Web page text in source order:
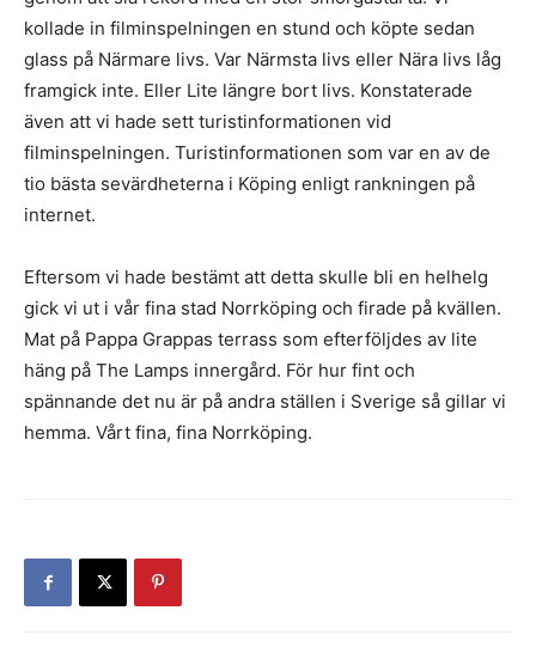
kollade in filminspelningen en stund och köpte sedan
glass på Närmare livs. Var Närmsta livs eller Nära livs låg
framgick inte. Eller Lite längre bort livs. Konstaterade
även att vi hade sett turistinformationen vid
filminspelningen. Turistinformationen som var en av de
tio bästa sevärdheterna i Köping enligt rankningen på
internet.
Eftersom vi hade bestämt att detta skulle bli en helhelg
gick vi ut i vår fina stad Norrköping och firade på kvällen.
Mat på Pappa Grappas terrass som efterföljdes av lite
häng på The Lamps innergård. För hur fint och
spännande det nu är på andra ställen i Sverige så gillar vi
hemma. Vårt fina, fina Norrköping.